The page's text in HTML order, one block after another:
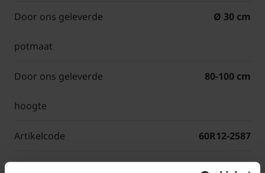
Door ons geleverde
potmaat
Ø 30 cm
Door ons geleverde
hoogte
80-100 cm
Artikelcode 60R12-2587